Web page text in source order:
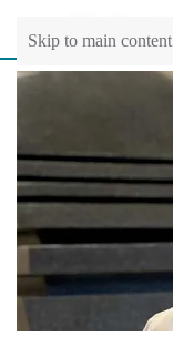
Skip to main content